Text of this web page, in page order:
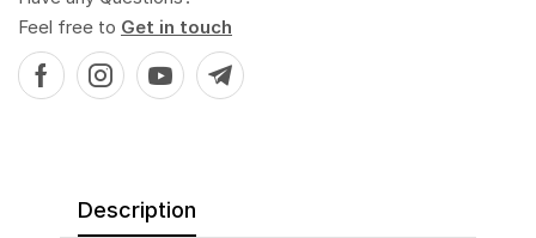
Feel free to Get in touch
Description